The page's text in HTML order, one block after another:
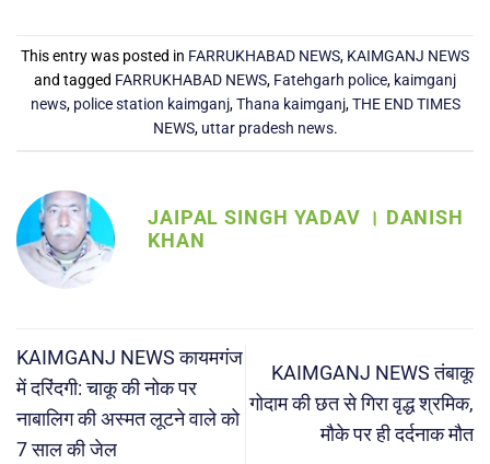
This entry was posted in FARRUKHABAD NEWS, KAIMGANJ NEWS
and tagged FARRUKHABAD NEWS, Fatehgarh police, kaimganj
news, police station kaimganj,Thana kaimganj,THE END TIMES
NEWS, uttar pradesh news.
JAIPAL SINGH YADAV । DANISH
KHAN
KAIMGANJ NEWS कायमगंज
में दरिंदगी: चाकू की नोक पर
नाबालिग की अस्मत लूटने वाले को
7 साल की जेल
KAIMGANJ NEWS तंबाकू
गोदाम की छत से गिरा वृद्ध श्रमिक,
मौके पर ही दर्दनाक मौत